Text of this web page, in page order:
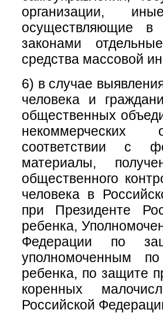
организации,
осуществляющие в
законами
средства массовой
6) в случае
человека и
общественных
некоммерческих
соответствии с
материалы,
общественного
человека в
при Президенте
ребенка,
Федерации по
уполномоченным
ребенка, по защите
коренных
Российской